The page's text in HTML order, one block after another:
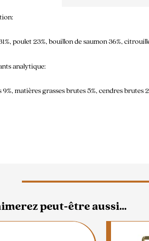
poulet 23%, bouillon de saumon 36%,
analytique:
matières grasses brutes 5%, cendres brutes
peut-être aussi…